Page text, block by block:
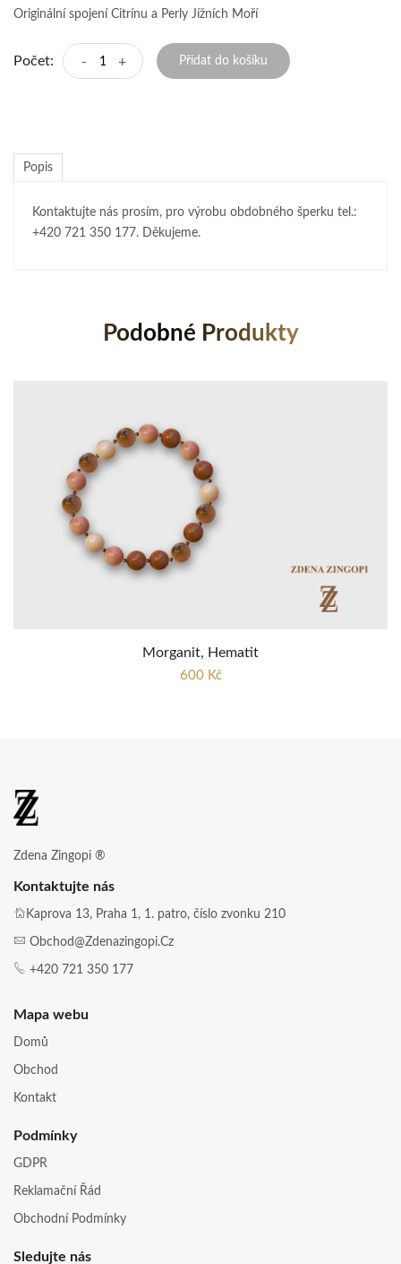
Originální spojení Citrínu a Perly Jížních Moří
Počet: - + Přidat do košíku
Popis
Kontaktujte nás prosím, pro výrobu obdobného šperku tel.:
+420 721 350 177. Děkujeme.
Podobné Produkty
Morganit, Hematit
600 Kč
Zdena Zingopi ®
Kontaktujte nás
Kaprova 13, Praha 1, 1. patro, číslo zvonku 210
Obchod@zdenazingopi.cz
+420 721 350 177
Mapa webu
Domů
Obchod
Kontakt
Podmínky
GDPR
Reklamační Řád
Obchodní Podmínky
Sledujte nás